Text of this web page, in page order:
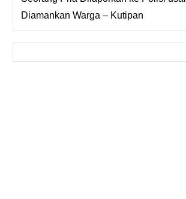
Diamankan Warga – Kutipan